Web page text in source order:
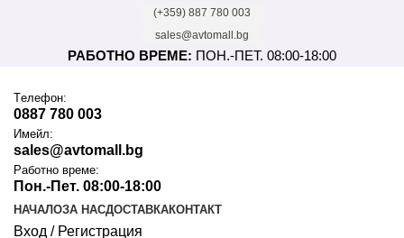
(+359) 887 780 003
sales@avtomall.bg
РАБОТНО ВРЕМЕ: ПОН.-ПЕТ. 08:00-18:00
Tелефон:
0887 780 003
Имейл:
sales@avtomall.bg
Работно време:
Пон.-Пет. 08:00-18:00
НАЧАЛОЗА НАСДОСТАВКАКОНТАКТ
Вход / Регистрация